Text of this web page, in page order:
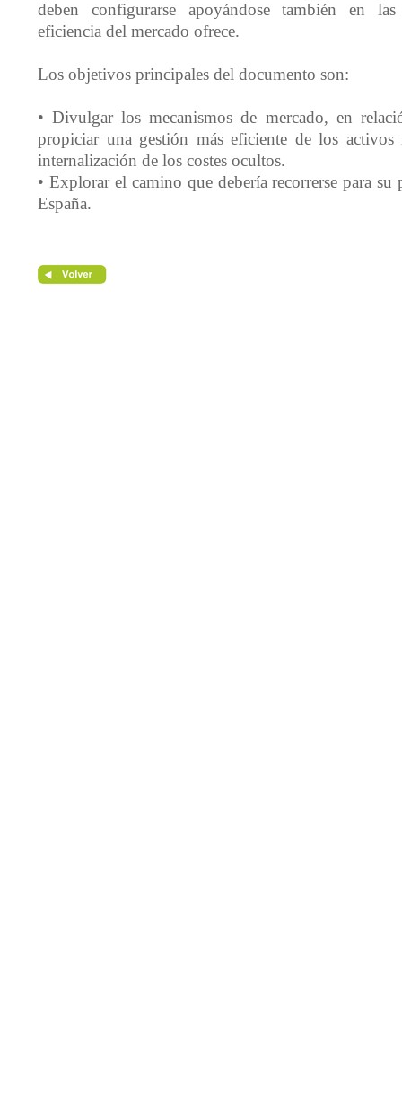
deben configurarse apoyándose también en
eficiencia del mercado ofrece.
Los objetivos principales del documento son:
• Divulgar los mecanismos de mercado, en
propiciar una gestión más eficiente de los activos
internalización de los costes ocultos.
• Explorar el camino que debería recorrerse para
España.